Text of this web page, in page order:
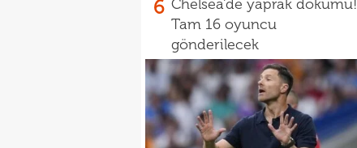
6 Chelsea'de yaprak dökümü!
Tam 16 oyuncu
gönderilecek